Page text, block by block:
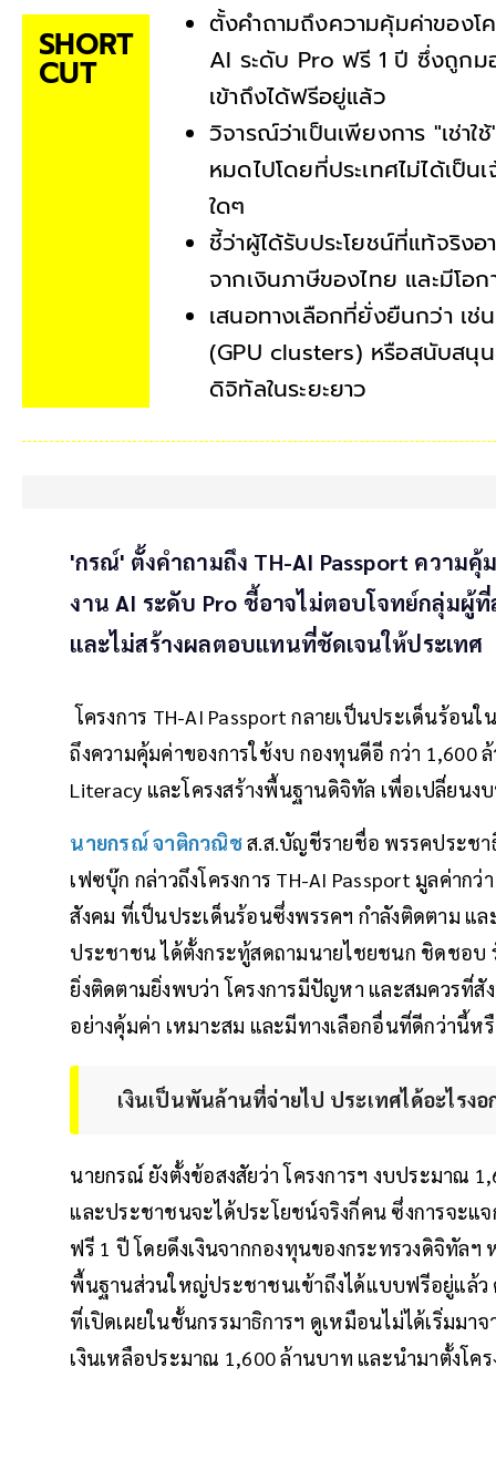
SHORT
CUT
ตั้งคำถามถึงความคุ้มค่าของโ
AI ระดับ Pro ฟรี 1 ปี ซึ่งถูกม
เข้าถึงได้ฟรีอยู่แล้ว
วิจารณ์ว่าเป็นเพียงการ "เช่า
หมดไปโดยที่ประเทศไม่ได้เป็
ใดๆ
ชี้ว่าผู้ได้รับประโยชน์ที่แท้จริงอ
จากเงินภาษีของไทย และมีโอ
เสนอทางเลือกที่ยั่งยืนกว่า เช่
(GPU clusters) หรือสนับสนุ
ดิจิทัลในระยะยาว
'กรณ์' ตั้งคำถามถึง TH-AI Passport ความ
งาน AI ระดับ Pro ชี้อาจไม่ตอบโจทย์กลุ่มผู้
และไม่สร้างผลตอบแทนที่ชัดเจนให้ประเทศ
โครงการ TH-AI Passport กลายเป็นประเด็นร้อ
ถึงความคุ้มค่าของการใช้งบ กองทุนดีอี กว่า
Literacy และโครงสร้างพื้นฐานดิจิทัล เพื่อเปลี่ยน
นายกรณ์ จาติกวณิชส.ส.บัญชีรายชื่อ พรรคประช
เฟซบุ๊ก กล่าวถึงโครงการ TH-AI Passport มูลค่าก
สังคม ที่เป็นประเด็นร้อนซึ่งพรรคฯ กำลังติดตาม
ประชาชน ได้ตั้งกระทู้สดถามนายไชยชนก ชิดชอบ
ยิ่งติดตามยิ่งพบว่า โครงการมีปัญหา และสมควรที่
อย่างคุ้มค่า เหมาะสม และมีทางเลือกอื่นที่ดีกว่านี้ห
เงินเป็นพันล้านที่จ่ายไป ประเทศได้อะไรง
นายกรณ์ ยังตั้งข้อสงสัยว่า โครงการฯ งบประมาณ
และประชาชนจะได้ประโยชน์จริงกี่คน ซึ่งการจะแ
ฟรี 1 ปี โดยดึงเงินจากกองทุนของกระทรวงดิจิทัล
พื้นฐานส่วนใหญ่ประชาชนเข้าถึงได้แบบฟรีอยู่แล้
ที่เปิดเผยในชั้นกรรมาธิการฯ ดูเหมือนไม่ได้เริ่มมา
เงินเหลือประมาณ 1,600 ล้านบาท และนำมาตั้งโค